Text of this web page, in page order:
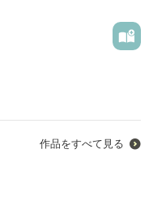
作品をすべて見る